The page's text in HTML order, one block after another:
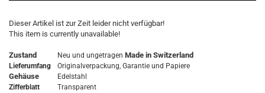
Dieser Artikel ist zur Zeit leider nicht verfügbar!
This item is currently unavailable!
Zustand Neu und ungetragen Made in Switzerland
Lieferumfang Originalverpackung, Garantie und Papiere
Gehäuse
Edelstahl
Zifferblatt
Transparent